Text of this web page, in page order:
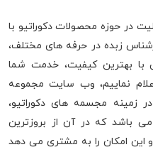
سابقه فعالیت در حوزه محصولات دکوراتیو با
زبده در حرفه های مختلف،
با بهترین کیفیت، خدمت شما
نماییم، وب سایت مجموعه
زمینه مجسمه های دکوراتیو،
باشد که در آن از بروزترین
این امکان را به مشتری می دهد